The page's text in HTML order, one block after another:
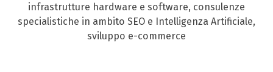
infrastrutture hardware e software, consulenze
specialistiche in ambito SEO e Intelligenza Artificiale,
sviluppo e-commerce